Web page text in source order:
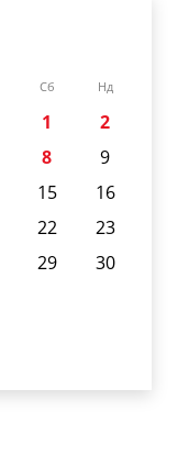
Сб Нд
1
2
8
9
15
16
22
23
29
30